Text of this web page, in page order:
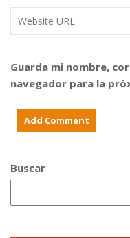
Guarda mi nombre,
navegador para la
Buscar